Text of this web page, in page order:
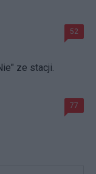
52
ze stacji.
77